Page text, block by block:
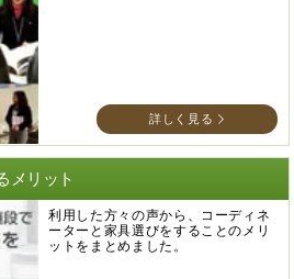
詳しく見る
メリット
利用した方々の声から、コーディネ
ーターと家具選びをすることのメリ
ットをまとめました。